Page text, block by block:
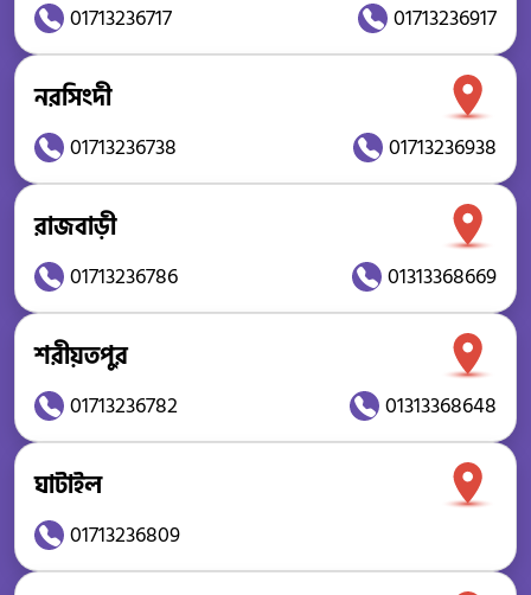
01713236717 01713236917
নরসিংদী
01713236738 01713236938
রাজবাড়ী
01713236786 01313368669
শরীয়তপুর
01713236782 01313368648
ঘাটাইল
01713236809